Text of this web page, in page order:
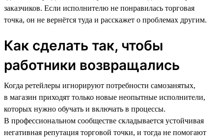
заказчиков. Если исполнителю не понравилась торговая
точка, он не вернётся туда и расскажет о проблемах другим.
Как сделать так, чтобы
работники возвращались
Когда ретейлеры игнорируют потребности самозанятых,
в магазин приходят только новые неопытные исполнители,
которых нужно обучать и включать в процессы.
В профессиональном сообществе складывается устойчивая
негативная репутация торговой точки, и тогда не помогают